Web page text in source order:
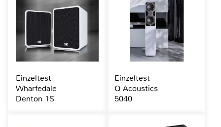
Einzeltest
Wharfedale
Denton 1S
Einzeltest
Q Acoustics
5040